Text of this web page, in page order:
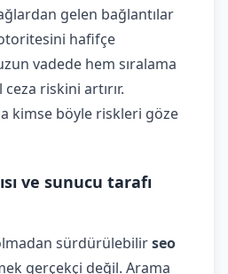
gelen bağlantılar
hafifçe
vadede hem sıralama
riskini artırır.
kimse böyle riskleri göze
ve sunucu tarafı
sürdürülebilirseo
gerçekçi değil. Arama